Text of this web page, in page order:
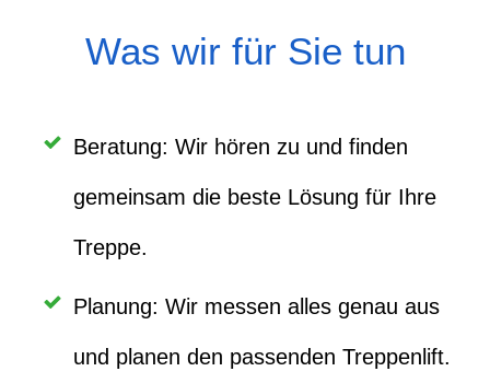
Was wir für Sie tun
Beratung: Wir hören zu und finden
gemeinsam die beste Lösung für Ihre
Treppe.
Planung: Wir messen alles genau aus
und planen den passenden Treppenlift.